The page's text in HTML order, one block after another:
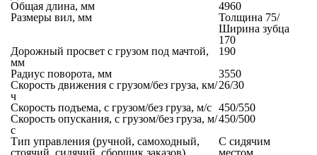
Общая длина, мм
4960
Размеры вил, мм
Толщина 75/
Ширина зубца
170
Дорожный просвет с грузом под мачтой,
мм
190
Радиус поворота, мм
3550
Скорость движения с грузом/без груза, км/
ч
26/30
Скорость подъема, с грузом/без груза, м/с 450/550
Скорость опускания, с грузом/без груза, м/
с
450/500
Тип управления (ручной, самоходный,
стоячий, сидячий, сборщик заказов)
С сидячим
местом